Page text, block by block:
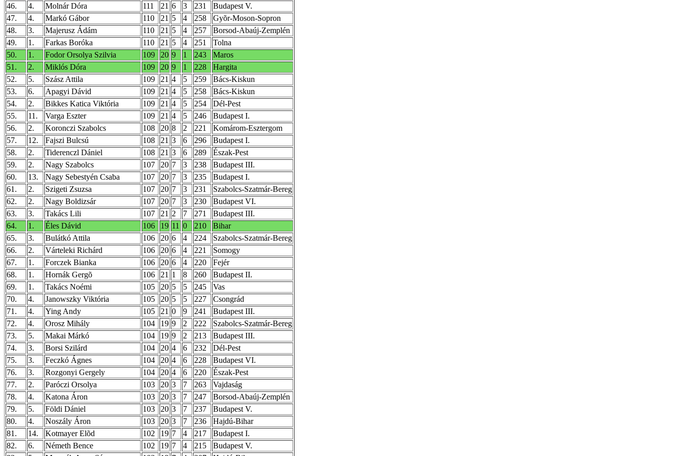
46.
4. Molnár Dóra 111 21 6 3 231
Budapest V.
47.
4. Markó Gábor 110 21 5 4 258
Gyõr-Moson-Sopron
48.
3. Majerusz Ádám 110 21 5 4 257
Borsod-Abaúj-Zemplén
49.
1. Farkas Boróka 110 21 5 4 251
Tolna
50.
1. Fodor Orsolya Szilvia 109 20 9 1 243
Maros
51.
2. Miklós Dóra 109 20 9 1 228
Hargita
52.
5. Szász Attila 109 21 4 5 259
Bács-Kiskun
53.
6. Apagyi Dávid 109 21 4 5 258
Bács-Kiskun
54.
2. Bikkes Katica Viktória 109 21 4 5 254
Dél-Pest
55.
11. Varga Eszter 109 21 4 5 246
Budapest I.
56.
2. Koronczi Szabolcs 108 20 8 2 221
Komárom-Esztergom
57.
12. Fajszi Bulcsú 108 21 3 6 296
Budapest I.
58.
2. Tiderenczl Dániel 108 21 3 6 289
Észak-Pest
59.
2. Nagy Szabolcs 107 20 7 3 238
Budapest III.
60.
13. Nagy Sebestyén Csaba 107 20 7 3 235
Budapest I.
61.
2. Szigeti Zsuzsa 107 20 7 3 231
Szabolcs-Szatmár-Bereg
62.
2. Nagy Boldizsár 107 20 7 3 230
Budapest VI.
63.
3. Takács Lili 107 21 2 7 271
Budapest III.
64.
1. Éles Dávid 106 19 11 0 210
Bihar
65.
3. Bulátkó Attila 106 20 6 4 224
Szabolcs-Szatmár-Bereg
66.
2. Várteleki Richárd 106 20 6 4 221
Somogy
67.
1. Forczek Bianka 106 20 6 4 220
Fejér
68.
1. Hornák Gergõ 106 21 1 8 260
Budapest II.
69.
1. Takács Noémi 105 20 5 5 245
Vas
70.
4. Janowszky Viktória 105 20 5 5 227
Csongrád
71.
4. Ying Andy 105 21 0 9 241
Budapest III.
72.
4. Orosz Mihály 104 19 9 2 222
Szabolcs-Szatmár-Bereg
73.
5. Makai Márkó 104 19 9 2 213
Budapest III.
74.
3. Borsi Szilárd 104 20 4 6 232
Dél-Pest
75.
3. Feczkó Ágnes 104 20 4 6 228
Budapest VI.
76.
3. Rozgonyi Gergely 104 20 4 6 220
Észak-Pest
77.
2. Paróczi Orsolya 103 20 3 7 263
Vajdaság
78.
4. Katona Áron 103 20 3 7 247
Borsod-Abaúj-Zemplén
79.
5. Földi Dániel 103 20 3 7 237
Budapest V.
80.
4. Noszály Áron 103 20 3 7 236
Hajdú-Bihar
81.
14. Kotmayer Elõd 102 19 7 4 217
Budapest I.
82.
6. Németh Bence 102 19 7 4 215
Budapest V.